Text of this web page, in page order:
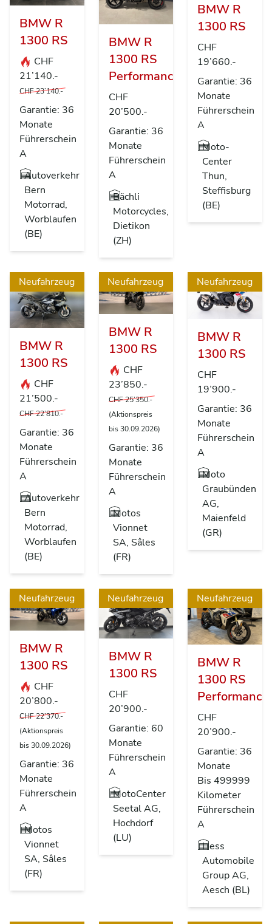
BMW R
1300 RS
CHF
21’140.-
CHF 23’140.-
Garantie: 36
Monate
Führerschein
A
Autoverkehr
Bern
Motorrad,
Worblaufen
(BE)
BMW R
1300 RS
Performance
CHF
20’500.-
Garantie: 36
Monate
Führerschein
A
Bächli
Motorcycles,
Dietikon
(ZH)
BMW R
1300 RS
CHF
19’660.-
Garantie: 36
Monate
Führerschein
A
Moto-
Center
Thun,
Steffisburg
(BE)
Neufahrzeug
BMW R
1300 RS
CHF
21’500.-
CHF 22’810.-
Garantie: 36
Monate
Führerschein
A
Autoverkehr
Bern
Motorrad,
Worblaufen
(BE)
Neufahrzeug
BMW R
1300 RS
CHF
23’850.-
CHF 25’350.-
(Aktionspreis
bis 30.09.2026)
Garantie: 36
Monate
Führerschein
A
Motos
Vionnet
SA, Sâles
(FR)
Neufahrzeug
BMW R
1300 RS
CHF
19’900.-
Garantie: 36
Monate
Führerschein
A
Moto
Graubünden
AG,
Maienfeld
(GR)
Neufahrzeug
BMW R
1300 RS
CHF
20’800.-
CHF 22’370.-
(Aktionspreis
bis 30.09.2026)
Garantie: 36
Monate
Führerschein
A
Motos
Vionnet
SA, Sâles
(FR)
Neufahrzeug
BMW R
1300 RS
CHF
20’900.-
Garantie: 60
Monate
Führerschein
A
MotoCenter
Seetal AG,
Hochdorf
(LU)
Neufahrzeug
BMW R
1300 RS
Performance
CHF
20’900.-
Garantie: 36
Monate
Bis 499999
Kilometer
Führerschein
A
Hess
Automobile
Group AG,
Aesch (BL)